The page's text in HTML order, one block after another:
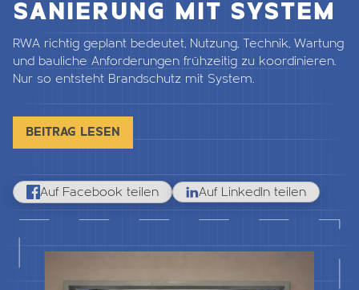
SANIERUNG MIT SYSTEM
RWA richtig geplant bedeutet, Nutzung, Technik, Wartung
und bauliche Anforderungen frühzeitig zu koordinieren.
Nur so entsteht Brandschutz mit System.
BEITRAG LESEN
Auf Facebook teilen Auf LinkedIn teilen